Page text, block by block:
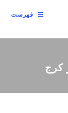
فهرست
کرج